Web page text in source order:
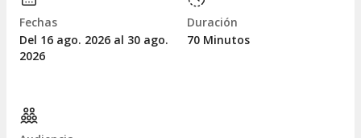
Fechas
Del 16 ago. 2026 al 30 ago.
2026
Duración
70 Minutos